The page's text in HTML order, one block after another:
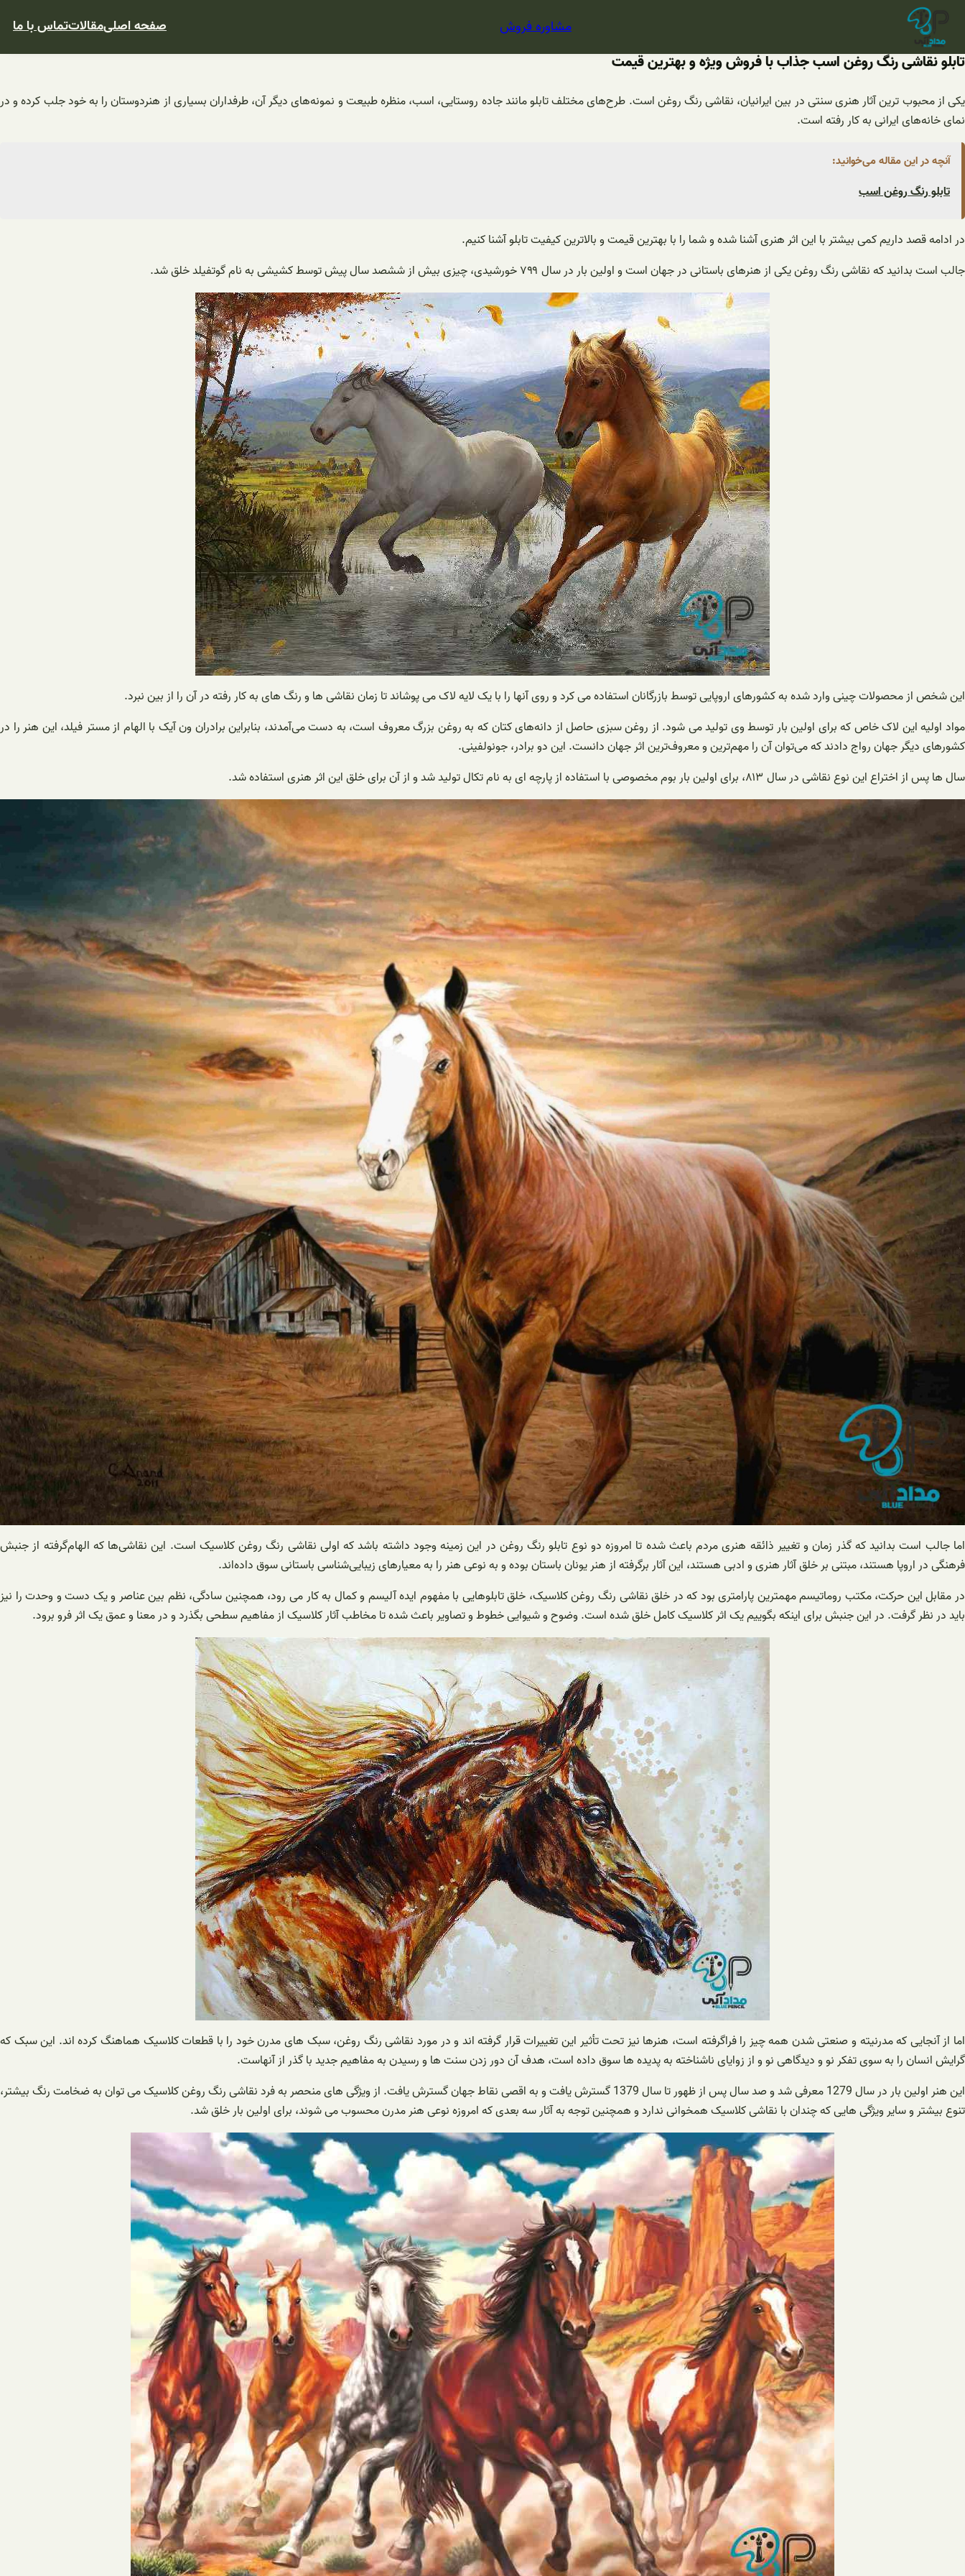
محتوا
مشاوره فروش صفحه اصلیمقالاتتماس با ما
تابلو نقاشی رنگ روغن اسب جذاب با فروش ویژه و بهترین قیمت
یکی از محبوب ترین آثار هنری سنتی در بین ایرانیان، نقاشی رنگ روغن است. طرح‌های مختلف تابلو مانند جاده روستایی، اسب، منظره طبیعت و نمونه‌های دیگر آن، طرفداران بسیاری از هنردوستان را به خود جلب کرده و در
نمای خانه‌های ایرانی به کار رفته است.
آنچه در این مقاله می‌خوانید:
تابلو رنگ روغن اسب
در ادامه قصد داریم کمی بیشتر با این اثر هنری آشنا شده و شما را با بهترین قیمت و بالاترین کیفیت تابلو آشنا کنیم.
جالب است بدانید که نقاشی رنگ روغن یکی از هنرهای باستانی در جهان است و اولین بار در سال ۷۹۹ خورشیدی، چیزی بیش از ششصد سال پیش توسط کشیشی به نام گوتفیلد خلق شد.
این شخص از محصولات چینی وارد شده به کشورهای اروپایی توسط بازرگانان استفاده می کرد و روی آنها را با یک لایه لاک می پوشاند تا زمان نقاشی ها و رنگ های به کار رفته در آن را از بین نبرد.
مواد اولیه این لاک خاص که برای اولین بار توسط وی تولید می شود. از روغن سبزی حاصل از دانه‌های کتان که به روغن بزرگ معروف است، به دست می‌آمدند، بنابراین برادران ون آیک با الهام از مستر فیلد، این هنر را در
کشورهای دیگر جهان رواج دادند که می‌توان آن را مهم‌ترین و معروف‌ترین اثر جهان دانست. این دو برادر، جونولفینی.
سال ها پس از اختراع این نوع نقاشی در سال ۸۱۳، برای اولین بار بوم مخصوصی با استفاده از پارچه ای به نام تکال تولید شد و از آن برای خلق این اثر هنری استفاده شد.
اما جالب است بدانید که گذر زمان و تغییر ذائقه هنری مردم باعث شده تا امروزه دو نوع تابلو رنگ روغن در این زمینه وجود داشته باشد که اولی نقاشی رنگ روغن کلاسیک است. این نقاشی‌ها که الهام‌گرفته از جنبش
فرهنگی در اروپا هستند، مبتنی بر خلق آثار هنری و ادبی هستند، این آثار برگرفته از هنر یونان باستان بوده و به نوعی هنر را به معیارهای زیبایی‌شناسی باستانی سوق داده‌اند.
در مقابل این حرکت، مکتب روماتیسم مهمترین پارامتری بود که در خلق نقاشی رنگ روغن کلاسیک، خلق تابلوهایی با مفهوم ایده آلیسم و ​​کمال به کار می رود، همچنین سادگی، نظم بین عناصر و یک دست و وحدت را نیز
باید در نظر گرفت. در این جنبش برای اینکه بگوییم یک اثر کلاسیک کامل خلق شده است. وضوح و شیوایی خطوط و تصاویر باعث شده تا مخاطب آثار کلاسیک از مفاهیم سطحی بگذرد و در معنا و عمق یک اثر فرو برود.
اما از آنجایی که مدرنیته و صنعتی شدن همه چیز را فراگرفته است، هنرها نیز تحت تأثیر این تغییرات قرار گرفته اند و در مورد نقاشی رنگ روغن، سبک های مدرن خود را با قطعات کلاسیک هماهنگ کرده اند. این سبک که
گرایش انسان را به سوی تفکر نو و دیدگاهی نو و از زوایای ناشناخته به پدیده ها سوق داده است، هدف آن دور زدن سنت ها و رسیدن به مفاهیم جدید با گذر از آنهاست.
این هنر اولین بار در سال 1279 معرفی شد و صد سال پس از ظهور تا سال 1379 گسترش یافت و به اقصی نقاط جهان گسترش یافت. از ویژگی های منحصر به فرد نقاشی رنگ روغن کلاسیک می توان به ضخامت رنگ بیشتر،
تنوع بیشتر و سایر ویژگی هایی که چندان با نقاشی کلاسیک همخوانی ندارد و همچنین توجه به آثار سه بعدی که امروزه نوعی هنر مدرن محسوب می شوند، برای اولین بار خلق شد.